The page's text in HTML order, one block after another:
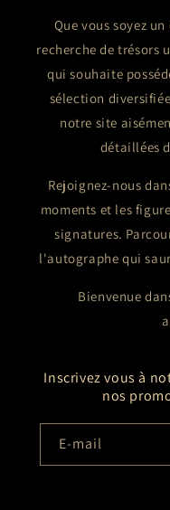
Que vous soyez
recherche de trésors
qui souhaite
sélection
notre site
détaillées
Rejoignez-nous
moments et les
signatures.
l'autographe qui
Bienvenue
Inscrivez vous à
nos
E-mail